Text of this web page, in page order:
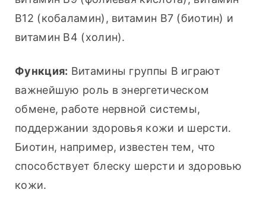
В12 (кобаламин), витамин В7 (биотин) и
витамин В4 (холин).
Функция: Витамины группы В играют
важнейшую роль в энергетическом
обмене, работе нервной системы,
поддержании здоровья кожи и шерсти.
Биотин, например, известен тем, что
способствует блеску шерсти и здоровью
кожи.